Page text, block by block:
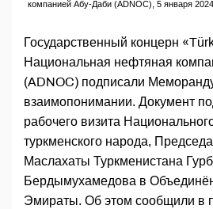
компанией Абу-Даби (ADNOC), 5 января
Государственный концерн
Национальная нефтяная
(ADNOC) подписали
взаимопонимании. Документ
рабочего визита
туркменского народа,
Маслахаты Туркменистана
Бердымухамедова в
Эмираты. Об этом сообщили в